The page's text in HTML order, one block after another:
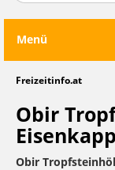
Menü
Freizeitinfo.at
Obir
Obir